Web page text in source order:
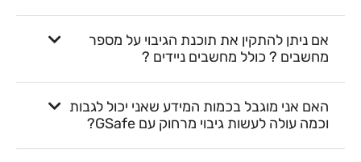
אם ניתן להתקין את תוכנת הגיבוי על מספר
מחשבים ? כולל מחשבים ניידים ?
האם אני מוגבל בכמות המידע שאני יכול לגבות
וכמה עולה לעשות גיבוי מרחוק עם GSafe?